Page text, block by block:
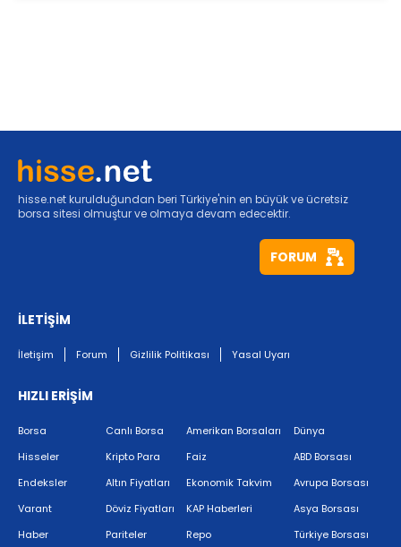
hisse.net kurulduğundan beri Türkiye'nin en büyük ve ücretsiz
borsa sitesi olmuştur ve olmaya devam edecektir.
FORUM
İLETİŞİM
İletişim Forum Gizlilik Politikası Yasal Uyarı
HIZLI ERİŞİM
Borsa
Hisseler
Endeksler
Varant
Haber
Canlı Borsa
Kripto Para
Altın Fiyatları
Döviz Fiyatları
Pariteler
Amerikan Borsaları
Faiz
Ekonomik Takvim
KAP Haberleri
Repo
Dünya
ABD Borsası
Avrupa Borsası
Asya Borsası
Türkiye Borsası